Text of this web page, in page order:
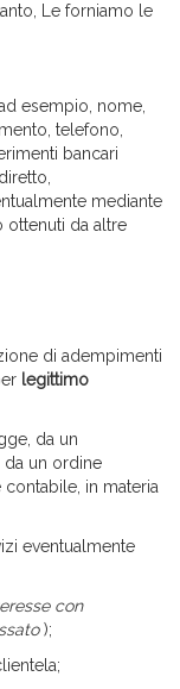
Le forniamo le
esempio, nome,
telefono,
bancari
mediante
da altre
di adempimenti
legittimo
da un
da un ordine
in materia
eventualmente
con
);